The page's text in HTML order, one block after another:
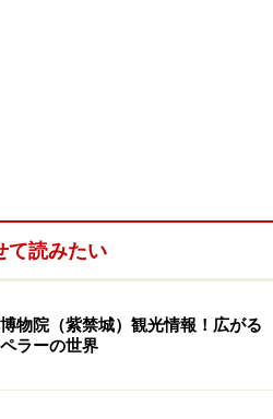
て読みたい
物院（紫禁城）観光情報！広がる
ラーの世界